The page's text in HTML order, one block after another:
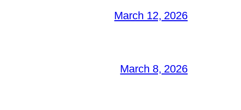
March 12, 2026
March 8, 2026